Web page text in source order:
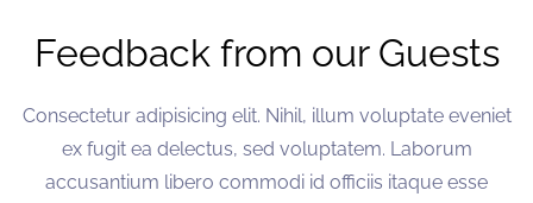
Feedback from our Guests
Consectetur adipisicing elit. Nihil, illum voluptate eveniet
ex fugit ea delectus, sed voluptatem. Laborum
accusantium libero commodi id officiis itaque esse